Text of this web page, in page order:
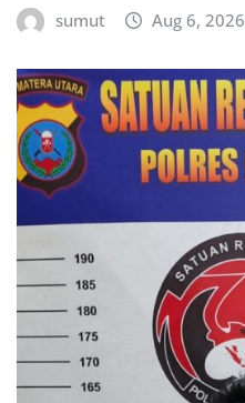
sumut Aug 6, 2026